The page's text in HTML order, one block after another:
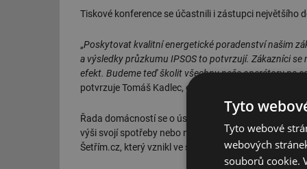
Tiskové konference se účastnili i zástupci největšího
„Poskytovat kvalitní energetické poradenství našim
a výsledky průzkumu IPSOS to potvrzují. Zákazníci
efekt. Budeme teď školit všechny naše operátory na
potvrzuje Tomáš Kadlec, generální ředitel dodavatele
Řada domácností se o úspory energie dosud blíže
výši svojí spotřeby nebo nevědí, jaká spotřeba je
Šetřím.cz, který vznikl ve spolupráci ČEZ a. s. a
Tyto
Tyto webové
webových
souborů cookie.